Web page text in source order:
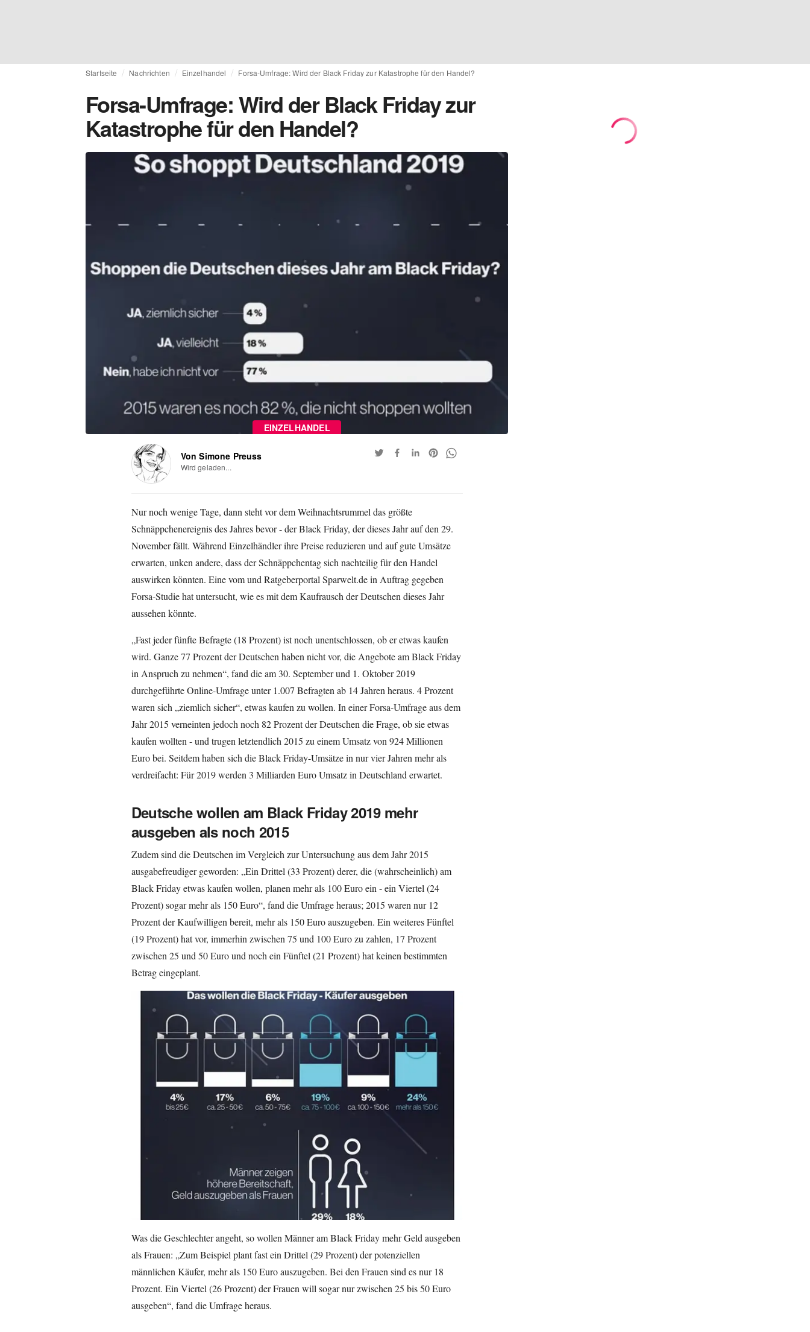
Startseite Nachrichten Einzelhandel Forsa-Umfrage: Wird der Black Friday zur Katastrophe für den Handel?
Forsa-Umfrage: Wird der Black Friday zur
Katastrophe für den Handel?
EINZELHANDEL
Von Simone Preuss
Wird geladen...
Nur noch wenige Tage, dann steht vor dem Weihnachtsrummel das größte
Schnäppchenereignis des Jahres bevor - der Black Friday, der dieses Jahr auf den 29.
November fällt. Während Einzelhändler ihre Preise reduzieren und auf gute Umsätze
erwarten, unken andere, dass der Schnäppchentag sich nachteilig für den Handel
auswirken könnten. Eine vom und Ratgeberportal Sparwelt.de in Auftrag gegeben
Forsa-Studie hat untersucht, wie es mit dem Kaufrausch der Deutschen dieses Jahr
aussehen könnte.
„Fast jeder fünfte Befragte (18 Prozent) ist noch unentschlossen, ob er etwas kaufen
wird. Ganze 77 Prozent der Deutschen haben nicht vor, die Angebote am Black Friday
in Anspruch zu nehmen“, fand die am 30. September und 1. Oktober 2019
durchgeführte Online-Umfrage unter 1.007 Befragten ab 14 Jahren heraus. 4 Prozent
waren sich „ziemlich sicher“, etwas kaufen zu wollen. In einer Forsa-Umfrage aus dem
Jahr 2015 verneinten jedoch noch 82 Prozent der Deutschen die Frage, ob sie etwas
kaufen wollten - und trugen letztendlich 2015 zu einem Umsatz von 924 Millionen
Euro bei. Seitdem haben sich die Black Friday-Umsätze in nur vier Jahren mehr als
verdreifacht: Für 2019 werden 3 Milliarden Euro Umsatz in Deutschland erwartet.
Deutsche wollen am Black Friday 2019 mehr
ausgeben als noch 2015
Zudem sind die Deutschen im Vergleich zur Untersuchung aus dem Jahr 2015
ausgabefreudiger geworden: „Ein Drittel (33 Prozent) derer, die (wahrscheinlich) am
Black Friday etwas kaufen wollen, planen mehr als 100 Euro ein - ein Viertel (24
Prozent) sogar mehr als 150 Euro“, fand die Umfrage heraus; 2015 waren nur 12
Prozent der Kaufwilligen bereit, mehr als 150 Euro auszugeben. Ein weiteres Fünftel
(19 Prozent) hat vor, immerhin zwischen 75 und 100 Euro zu zahlen, 17 Prozent
zwischen 25 und 50 Euro und noch ein Fünftel (21 Prozent) hat keinen bestimmten
Betrag eingeplant.
Was die Geschlechter angeht, so wollen Männer am Black Friday mehr Geld ausgeben
als Frauen: „Zum Beispiel plant fast ein Drittel (29 Prozent) der potenziellen
männlichen Käufer, mehr als 150 Euro auszugeben. Bei den Frauen sind es nur 18
Prozent. Ein Viertel (26 Prozent) der Frauen will sogar nur zwischen 25 bis 50 Euro
ausgeben“, fand die Umfrage heraus.